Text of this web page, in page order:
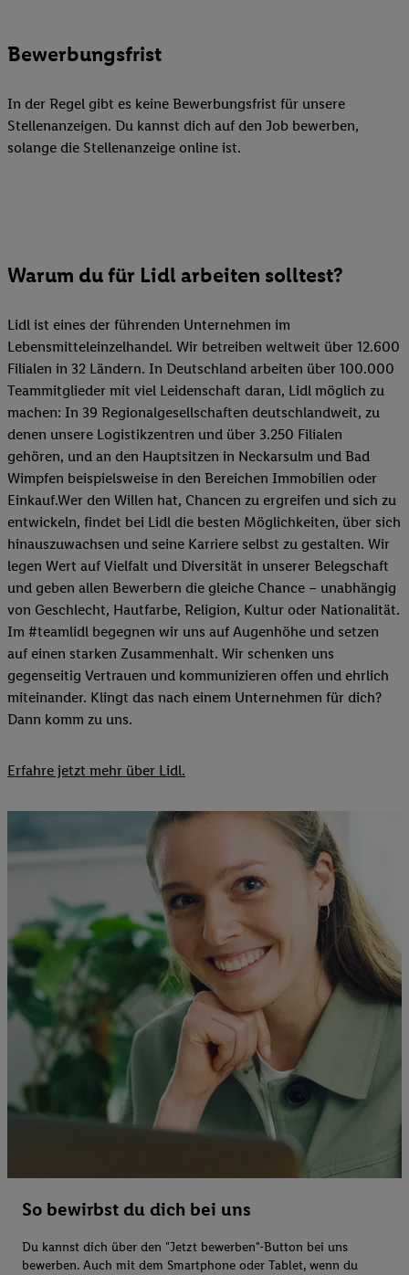
Bewerbungsfrist
In der Regel gibt es keine Bewerbungsfrist für unsere
Stellenanzeigen. Du kannst dich auf den Job bewerben,
solange die Stellenanzeige online ist.
Warum du für Lidl arbeiten solltest?
Lidl ist eines der führenden Unternehmen im
Lebensmitteleinzelhandel. Wir betreiben weltweit über 12.600
Filialen in 32 Ländern. In Deutschland arbeiten über 100.000
Teammitglieder mit viel Leidenschaft daran, Lidl möglich zu
machen: In 39 Regionalgesellschaften deutschlandweit, zu
denen unsere Logistikzentren und über 3.250 Filialen
gehören, und an den Hauptsitzen in Neckarsulm und Bad
Wimpfen beispielsweise in den Bereichen Immobilien oder
Einkauf.Wer den Willen hat, Chancen zu ergreifen und sich zu
entwickeln, findet bei Lidl die besten Möglichkeiten, über sich
hinauszuwachsen und seine Karriere selbst zu gestalten. Wir
legen Wert auf Vielfalt und Diversität in unserer Belegschaft
und geben allen Bewerbern die gleiche Chance – unabhängig
von Geschlecht, Hautfarbe, Religion, Kultur oder Nationalität.
Im #teamlidl begegnen wir uns auf Augenhöhe und setzen
auf einen starken Zusammenhalt. Wir schenken uns
gegenseitig Vertrauen und kommunizieren offen und ehrlich
miteinander. Klingt das nach einem Unternehmen für dich?
Dann komm zu uns.​
Erfahre jetzt mehr über Lidl.
So bewirbst du dich bei uns
Du kannst dich über den "Jetzt bewerben"-Button bei uns
bewerben. Auch mit dem Smartphone oder Tablet, wenn du